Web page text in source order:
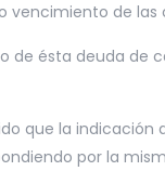
vencimiento de
de ésta deuda
que la
por la